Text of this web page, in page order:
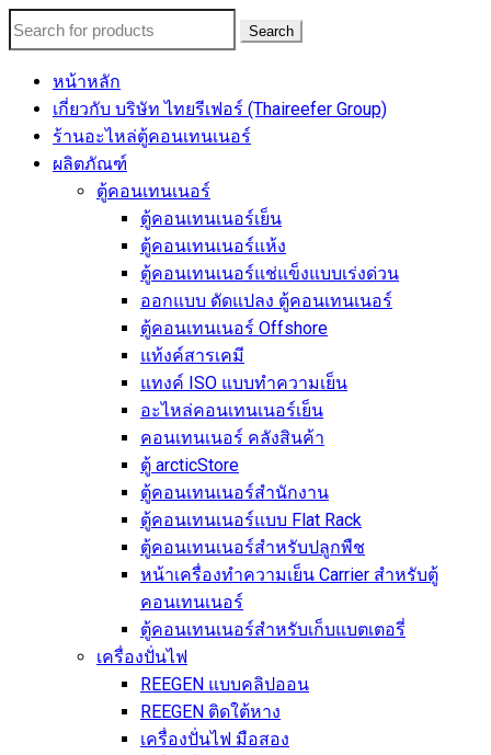
Search
หน้าหลัก
เกี่ยวกับ บริษัท ไทยรีเฟอร์ (Thaireefer Group)
ร้านอะไหล่ตู้คอนเทนเนอร์
ผลิตภัณฑ์
ตู้คอนเทนเนอร์
ตู้คอนเทนเนอร์เย็น
ตู้คอนเทนเนอร์แห้ง
ตู้คอนเทนเนอร์แช่แข็งแบบเร่งด่วน
ออกแบบ ดัดแปลง ตู้คอนเทนเนอร์
ตู้คอนเทนเนอร์ Offshore
แท้งค์สารเคมี
แทงค์ ISO แบบทำความเย็น
อะไหล่คอนเทนเนอร์เย็น
คอนเทนเนอร์ คลังสินค้า
ตู้ arcticStore
ตู้คอนเทนเนอร์สำนักงาน
ตู้คอนเทนเนอร์แบบ Flat Rack
ตู้คอนเทนเนอร์สำหรับปลูกพืช
หน้าเครื่องทำความเย็น Carrier สำหรับตู้
คอนเทนเนอร์
ตู้คอนเทนเนอร์สำหรับเก็บแบตเตอรี่
เครื่องปั่นไฟ
REEGEN แบบคลิปออน
REEGEN ติดใต้หาง
เครื่องปั่นไฟ มือสอง